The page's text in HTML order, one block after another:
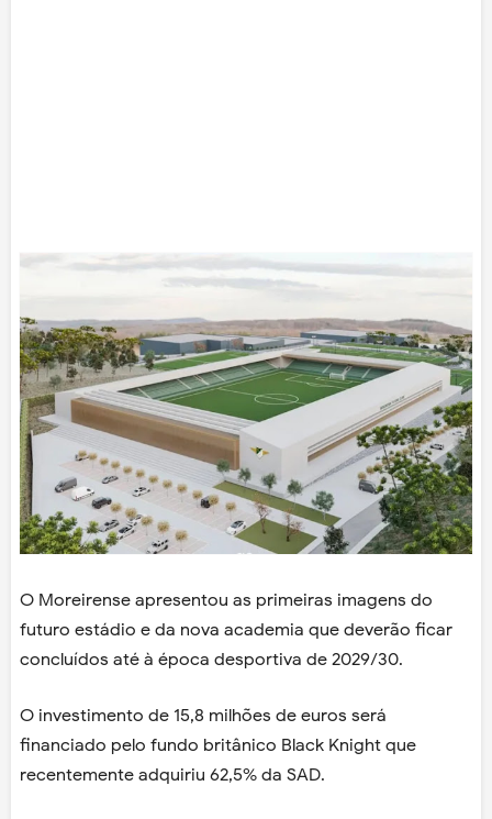
O Moreirense apresentou as primeiras imagens do
futuro estádio e da nova academia que deverão ficar
concluídos até à época desportiva de 2029/30.
O investimento de 15,8 milhões de euros será
financiado pelo fundo britânico Black Knight que
recentemente adquiriu 62,5% da SAD.